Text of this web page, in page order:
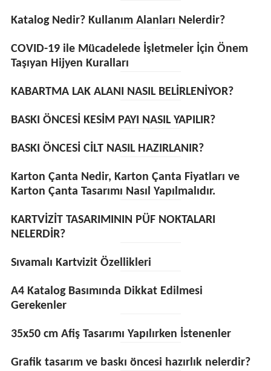
Katalog Nedir? Kullanım Alanları Nelerdir?
COVID-19 ile Mücadelede İşletmeler İçin Önem
Taşıyan Hijyen Kuralları
KABARTMA LAK ALANI NASIL BELİRLENİYOR?
BASKI ÖNCESİ KESİM PAYI NASIL YAPILIR?
BASKI ÖNCESİ CİLT NASIL HAZIRLANIR?
Karton Çanta Nedir, Karton Çanta Fiyatları ve
Karton Çanta Tasarımı Nasıl Yapılmalıdır.
KARTVİZİT TASARIMININ PÜF NOKTALARI
NELERDİR?
Sıvamalı Kartvizit Özellikleri
A4 Katalog Basımında Dikkat Edilmesi
Gerekenler
35x50 cm Afiş Tasarımı Yapılırken İstenenler
Grafik tasarım ve baskı öncesi hazırlık nelerdir?